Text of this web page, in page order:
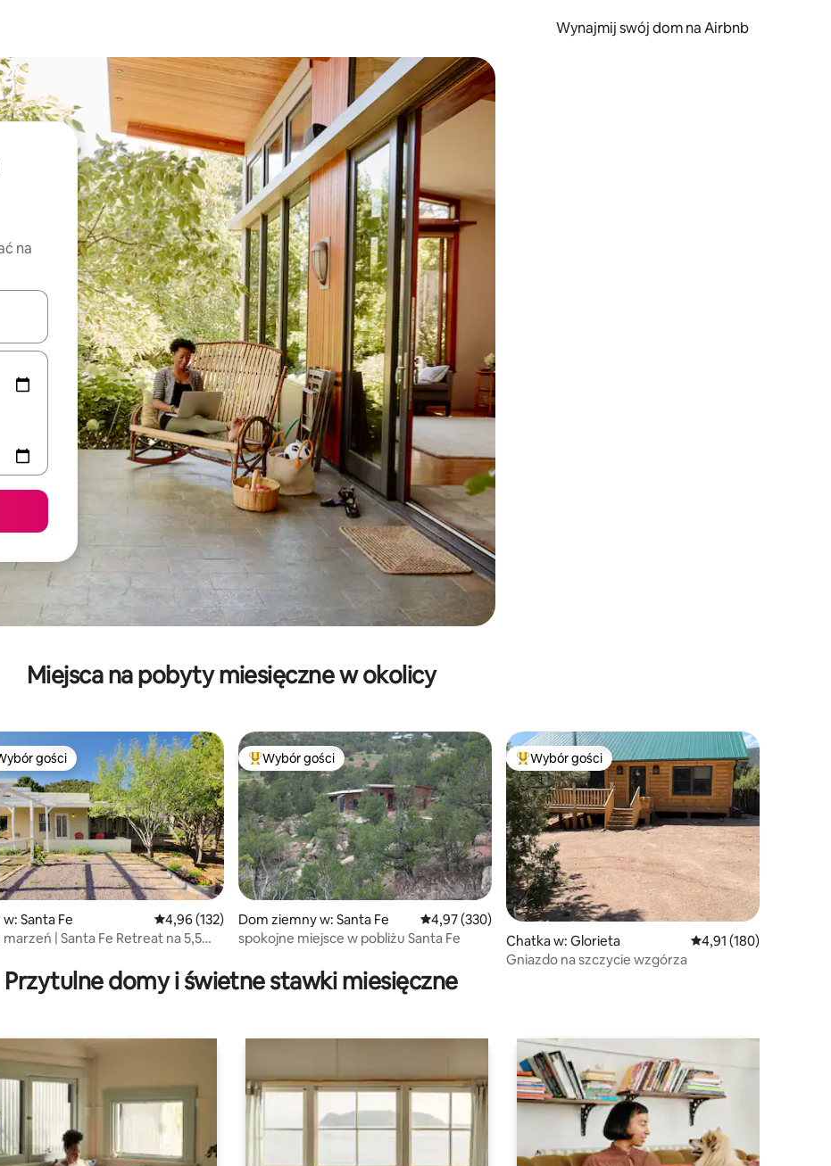
Wynajmij swój dom na Airbnb
na
po nich za pomocą klawiszy strzałek w górę i w dół lub przeglądać je za pomocą gestów dotykowych lub przesuwania.
Miejsca na pobyty miesięczne w okolicy
na 5, liczba recenzji: 237
z kategorii Wybór gości
gości
Santa Fe Średnia ocena: 4,96 na 5, liczba recenzji: 132
4,96 (132)
marzeń | Santa Fe Retreat na 5,5
Najpopularniejsze z kategorii Wybór gości
Wybór gości
Dom ziemny w: Santa Fe Średnia ocena: 4,97 na 5, liczba recenzji: 330
4,97 (330)
spokojne miejsce w pobliżu Santa Fe
Najpopularniejsze z kategorii Wybór gości
Wybór gości
Chatka w: Glorieta Średnia ocena: 4,91
4,91 (180)
Gniazdo na szczycie wzgórza
Przytulne domy i świetne stawki miesięczne